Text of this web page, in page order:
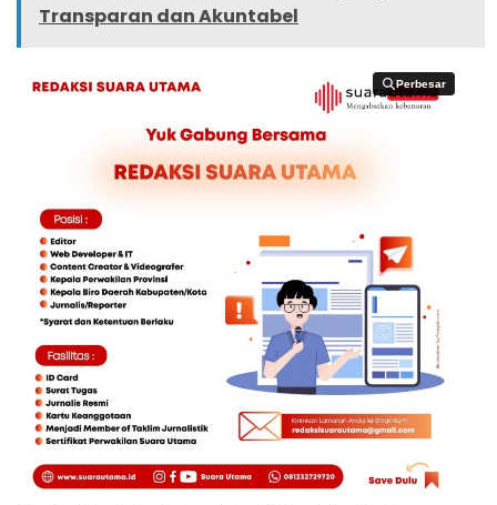
Transparan dan Akuntabel
Perbesar
Perbesar